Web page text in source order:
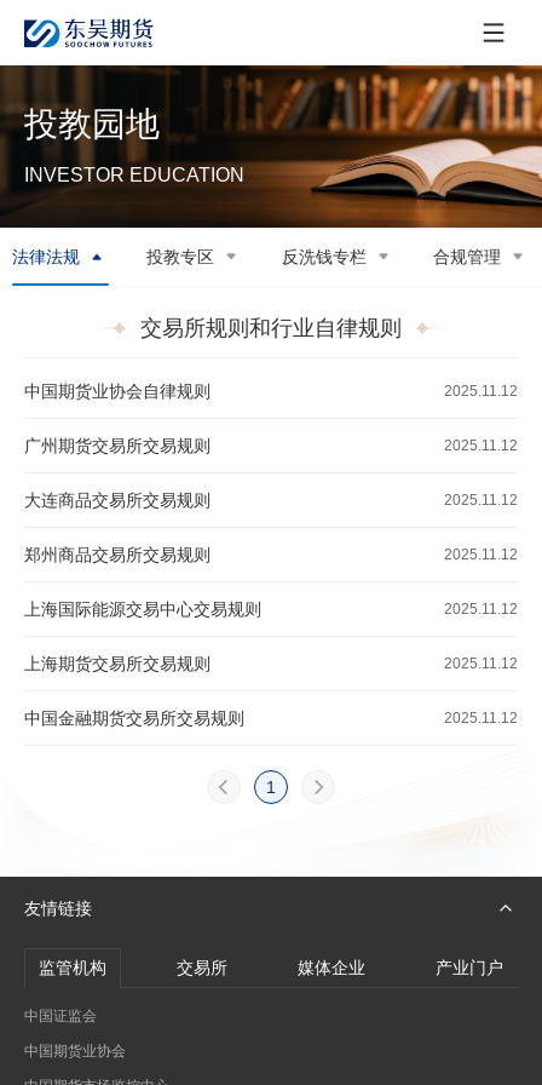
投教园地
INVESTOR EDUCATION
法律法规 投教专区 反洗钱专栏 合规管理
交易所规则和行业自律规则
中国期货业协会自律规则 2025.11.12
广州期货交易所交易规则 2025.11.12
大连商品交易所交易规则 2025.11.12
郑州商品交易所交易规则 2025.11.12
上海国际能源交易中心交易规则 2025.11.12
上海期货交易所交易规则 2025.11.12
中国金融期货交易所交易规则 2025.11.12
1
友情链接
监管机构 交易所 媒体企业 产业门户
中国证监会
中国期货业协会